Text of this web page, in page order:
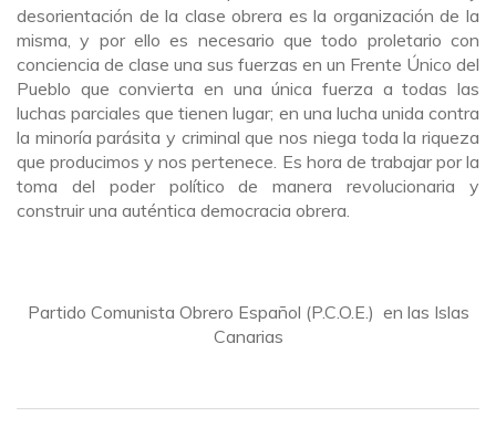
desorientación de la clase obrera es la organización de la
misma, y por ello es necesario que todo proletario con
conciencia de clase una sus fuerzas en un Frente Único del
Pueblo que convierta en una única fuerza a todas las
luchas parciales que tienen lugar; en una lucha unida contra
la minoría parásita y criminal que nos niega toda la riqueza
que producimos y nos pertenece. Es hora de trabajar por la
toma del poder político de manera revolucionaria y
construir una auténtica democracia obrera.
Partido Comunista Obrero Español (P.C.O.E.) en las Islas
Canarias